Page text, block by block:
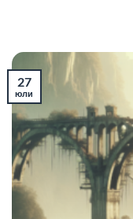
27
юли